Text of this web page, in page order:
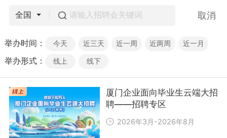
全国 取消
举办时间： 今天 近三天 近一周 近两周 近一月
举办形式： 线上 线下
厦门企业面向毕业生云端大招
聘——招聘专区
2026年3月-2026年8月